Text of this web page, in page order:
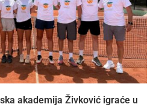
akademija Živković igraće u